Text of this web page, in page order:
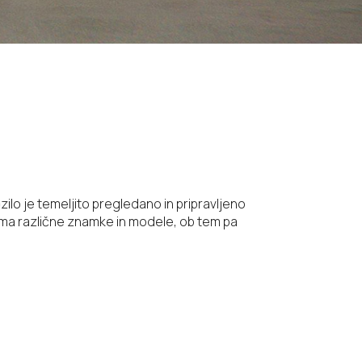
je temeljito pregledano in pripravljeno
različne znamke in modele, ob tem pa